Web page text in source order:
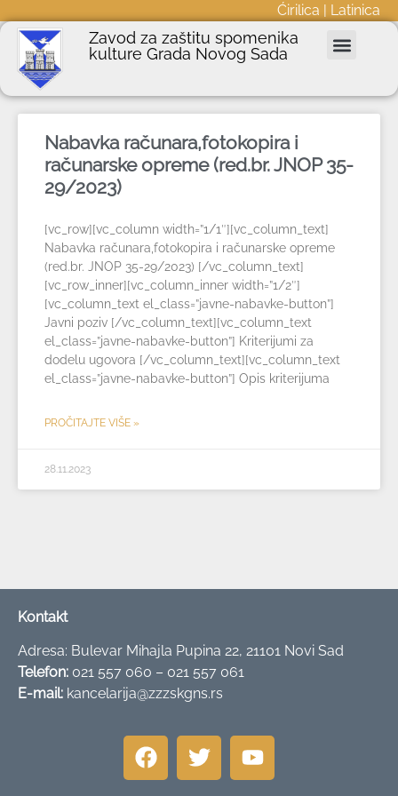
Ćirilica | Latinica
Zavod za zaštitu spomenika
kulture Grada Novog Sada
Nabavka računara,fotokopira i
računarske opreme (red.br. JNOP 35-
29/2023)
[vc_row][vc_column width=”1/1″][vc_column_text]
Nabavka računara,fotokopira i računarske opreme
(red.br. JNOP 35-29/2023) [/vc_column_text]
[vc_row_inner][vc_column_inner width=”1/2″]
[vc_column_text el_class=”javne-nabavke-button”]
Javni poziv [/vc_column_text][vc_column_text
el_class=”javne-nabavke-button”] Kriterijumi za
dodelu ugovora [/vc_column_text][vc_column_text
el_class=”javne-nabavke-button”] Opis kriterijuma
PROČITAJTE VIŠE »
28.11.2023
Kontakt
Adresa: Bulevar Mihajla Pupina 22, 21101 Novi Sad
Telefon: 021 557 060 – 021 557 061
E-mail: kancelarija@zzzskgns.rs